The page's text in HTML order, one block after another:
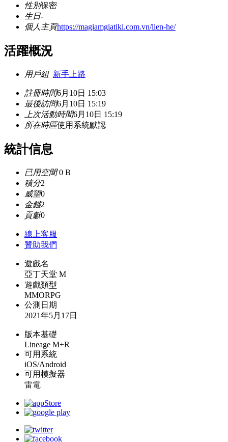
性別保密
生日-
個人主頁https://magiamgiatiki.com.vn/lien-he/
活躍概況
用戶組 新手上路
註冊時間6月10日 15:03
最後訪問6月10日 15:19
上次活動時間6月10日 15:19
所在時區使用系統默認
統計信息
已用空間0 B
積分2
威望0
金錢2
貢獻0
線上客服
贊助我們
遊戲名
亞丁天堂 M
遊戲類型
MMORPG
公測日期
2021年5月17日
版本基礎
Lineage M+R
可用系統
iOS/Android
可用模擬器
雷電